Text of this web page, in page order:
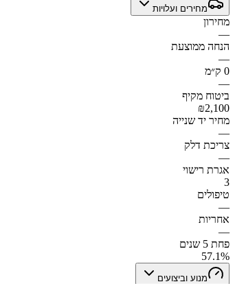
מחירים ועלויות
מחירון
—
הנחה ממוצעת
—
0 ק״מ
—
ביטוח מקיף
₪2,100
מחיר יד שנייה
—
צריכת דלק
—
אגרת רישוי
3
טיפולים
—
אחריות
—
פחת 5 שנים
57.1%
מנוע וביצועים